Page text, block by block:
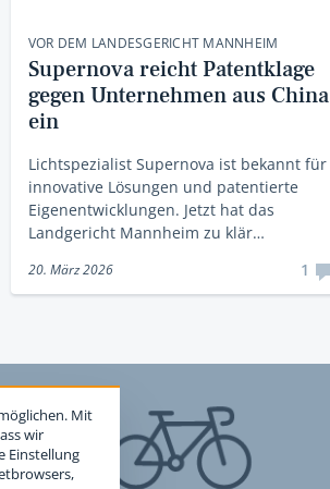
VOR DEM LANDESGERICHT MANNHEIM
Supernova reicht Patentklage
gegen Unternehmen aus China
ein
Lichtspezialist Supernova ist bekannt für
innovative Lösungen und patentierte
Eigenentwicklungen. Jetzt hat das
Landgericht Mannheim zu klär…
20. März 2026 1
Mit
wir
Einstellung